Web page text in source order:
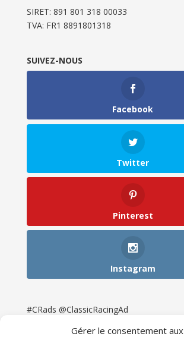
Gérer le consentement aux
SIRET: 891 801 318 00033
TVA: FR1 8891801318
SUIVEZ-NOUS
Facebook
Twitter
Pinterest
Instagram
#CRads @ClassicRacingAd